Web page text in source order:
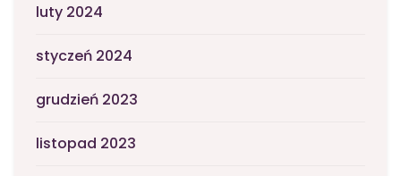
luty 2024
styczeń 2024
grudzień 2023
listopad 2023